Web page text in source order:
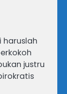
haruslah
justru